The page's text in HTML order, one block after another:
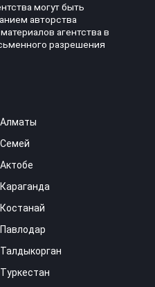
могут быть
авторства
агентства в
разрешения
Алматы
Семей
Актобе
Караганда
Костанай
Павлодар
Талдыкорган
Туркестан